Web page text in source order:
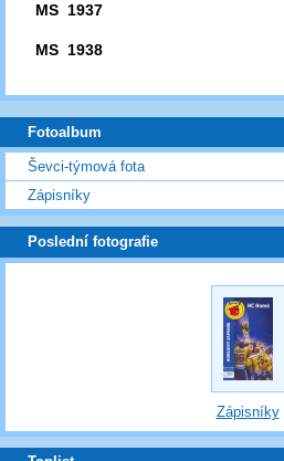
MS 1937
MS 1938
Fotoalbum
Ševci-týmová fota
Zápisníky
Poslední fotografie
Zápisníky